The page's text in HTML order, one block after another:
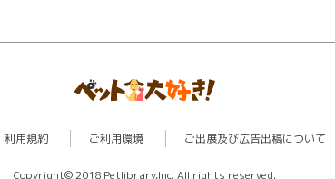
利用規約 ご利用環境 ご出展及び広告出稿について
Copyright© 2018 Petlibrary,Inc. All rights reserved.